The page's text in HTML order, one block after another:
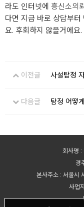
라도 인터넷에 흥신소의
다면 지금 바로 상담부
요. 후회하지 않을거에요.
이전글 사설탐정
다음글 탐정 어떻
회사명 :
경
본사주소 : 서울시
사업